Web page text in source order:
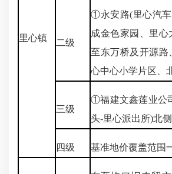
里心镇 二级
①永安路(里心汽
成金色家园、里
至东万桥及开源路
心中心小学片区、
三级
①福建文鑫莲业公
头-里心派出所)北
四级 基准地价覆盖范围